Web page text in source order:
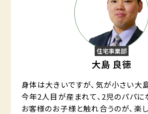
住宅事業部
大島 良徳
身体は大きいですが、気が小さい大
今年2人目が産まれて、2児のパパに
お客様のお子様と触れ合うのが、楽し